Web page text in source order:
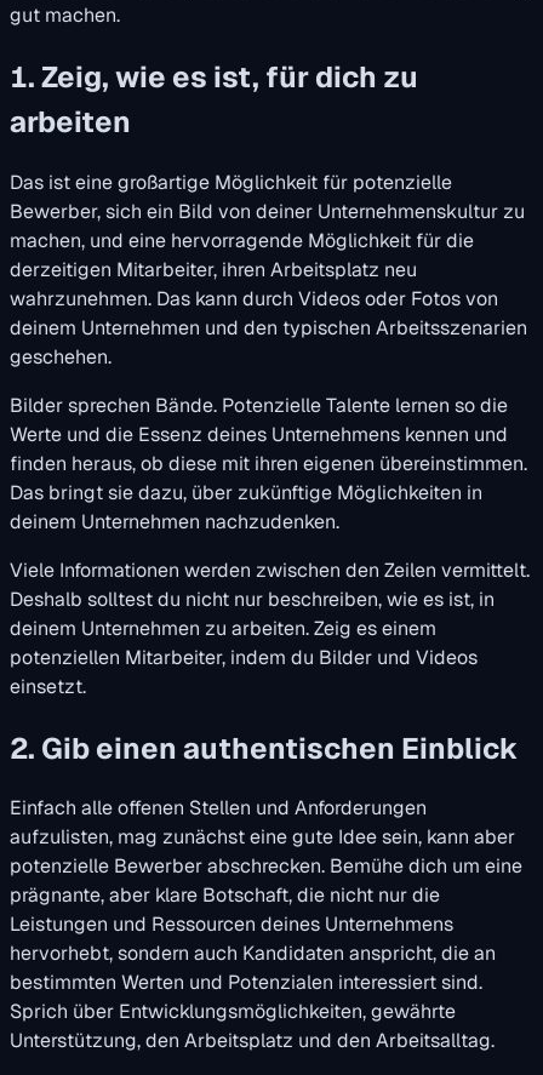
gut machen.
1. Zeig, wie es ist, für dich zu
arbeiten
Das ist eine großartige Möglichkeit für potenzielle
Bewerber, sich ein Bild von deiner Unternehmenskultur zu
machen, und eine hervorragende Möglichkeit für die
derzeitigen Mitarbeiter, ihren Arbeitsplatz neu
wahrzunehmen. Das kann durch Videos oder Fotos von
deinem Unternehmen und den typischen Arbeitsszenarien
geschehen.
Bilder sprechen Bände. Potenzielle Talente lernen so die
Werte und die Essenz deines Unternehmens kennen und
finden heraus, ob diese mit ihren eigenen übereinstimmen.
Das bringt sie dazu, über zukünftige Möglichkeiten in
deinem Unternehmen nachzudenken.
Viele Informationen werden zwischen den Zeilen vermittelt.
Deshalb solltest du nicht nur beschreiben, wie es ist, in
deinem Unternehmen zu arbeiten. Zeig es einem
potenziellen Mitarbeiter, indem du Bilder und Videos
einsetzt.
2. Gib einen authentischen Einblick
Einfach alle offenen Stellen und Anforderungen
aufzulisten, mag zunächst eine gute Idee sein, kann aber
potenzielle Bewerber abschrecken. Bemühe dich um eine
prägnante, aber klare Botschaft, die nicht nur die
Leistungen und Ressourcen deines Unternehmens
hervorhebt, sondern auch Kandidaten anspricht, die an
bestimmten Werten und Potenzialen interessiert sind.
Sprich über Entwicklungsmöglichkeiten, gewährte
Unterstützung, den Arbeitsplatz und den Arbeitsalltag.